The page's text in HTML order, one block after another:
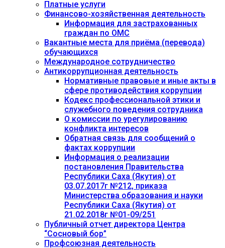
Платные услуги
Финансово-хозяйственная деятельность
Информация для застрахованных
граждан по ОМС
Вакантные места для приёма (перевода)
обучающихся
Международное сотрудничество
Антикоррупционная деятельность
Нормативные правовые и иные акты в
сфере противодействия коррупции
Кодекс профессиональной этики и
служебного поведения сотрудника
О комиссии по урегулированию
конфликта интересов
Обратная связь для сообщений о
фактах коррупции
Информация о реализации
постановления Правительства
Республики Саха (Якутия) от
03.07.2017г №212, приказа
Министерства образования и науки
Республики Саха (Якутия) от
21.02.2018г №01-09/251
Публичный отчет директора Центра
“Сосновый бор”
Профсоюзная деятельность